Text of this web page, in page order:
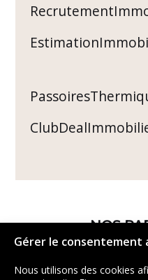
Gérer le consentement
Nous utilisons des cookies
NOS